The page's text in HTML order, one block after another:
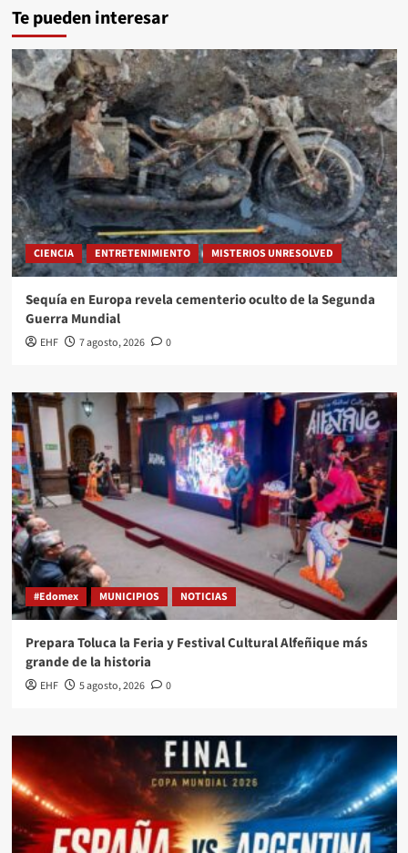
Te pueden interesar
CIENCIA ENTRETENIMIENTO MISTERIOS UNRESOLVED
Sequía en Europa revela cementerio oculto de la Segunda
Guerra Mundial
EHF 7 agosto, 2026 0
#Edomex MUNICIPIOS NOTICIAS
Prepara Toluca la Feria y Festival Cultural Alfeñique más
grande de la historia
EHF 5 agosto, 2026 0